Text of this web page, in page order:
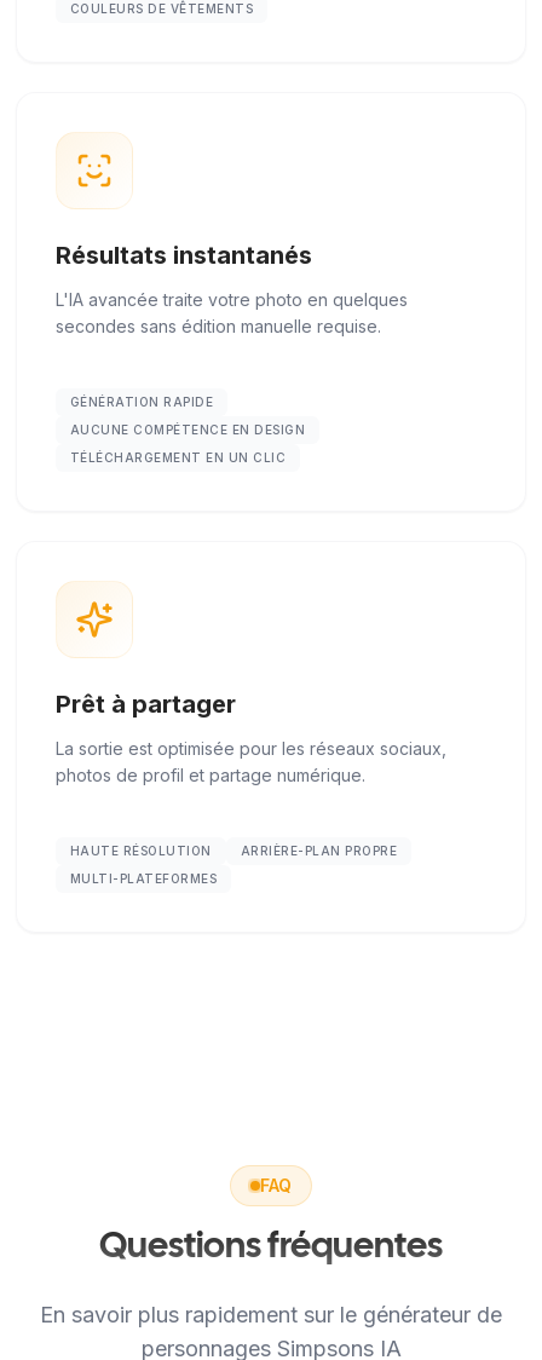
COULEURS DE VÊTEMENTS
Résultats instantanés
L'IA avancée traite votre photo en quelques
secondes sans édition manuelle requise.
GÉNÉRATION RAPIDE
AUCUNE COMPÉTENCE EN DESIGN
TÉLÉCHARGEMENT EN UN CLIC
Prêt à partager
La sortie est optimisée pour les réseaux sociaux,
photos de profil et partage numérique.
HAUTE RÉSOLUTION
ARRIÈRE-PLAN PROPRE
MULTI-PLATEFORMES
FAQ
Questions fréquentes
En savoir plus rapidement sur le générateur de
personnages Simpsons IA